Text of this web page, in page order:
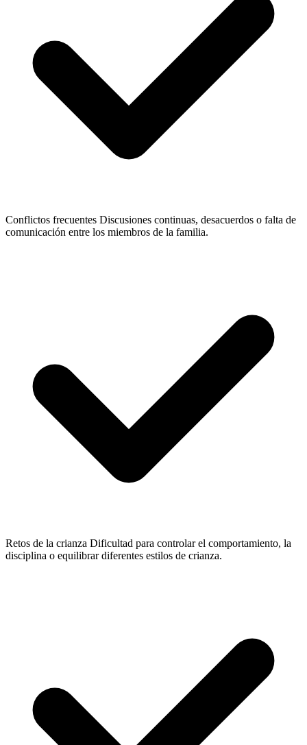
Conflictos frecuentes Discusiones continuas, desacuerdos o falta de
comunicación entre los miembros de la familia.
Retos de la crianza Dificultad para controlar el comportamiento, la
disciplina o equilibrar diferentes estilos de crianza.